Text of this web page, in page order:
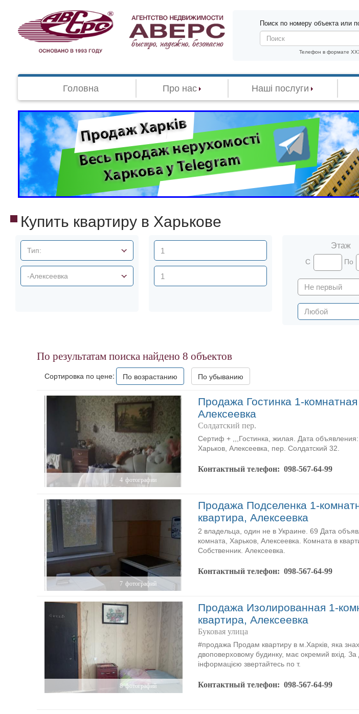
Поиск по номеру объекта или
Телефон в формате
Головна Про нас Наші послуги
Купить квартиру в Харькове
Тип:
-Алексеевка
Этаж
С По
По результатам поиска найдено 8 объектов
Сортировка по цене: По возрастанию По убыванию
фотографии
4
Продажа Гостинка 1-комнатная
Алексеевка
Солдатский пер.
Сертиф + ,,,Гостинка, жилая. Дата объявления:
Харьков, Алексеевка, пер. Солдатский 32.
Контактный телефон: 098-567-64-99
фотографий
7
Продажа Подселенка 1-
квартира, Алексеевка
2 владельца, один не в Украине. 69 Дата
комната, Харьков, Алексеевка. Комната в
Собственник. Алексеевка.
Контактный телефон: 098-567-64-99
фотографий
8
Продажа Изолированная 1-
квартира, Алексеевка
Буковая улица
#продажа Продам квартиру в м.Харків, яка
двоповерховому будинку, має окремий вхід. За
інформацією звертайтесь по т.
Контактный телефон: 098-567-64-99